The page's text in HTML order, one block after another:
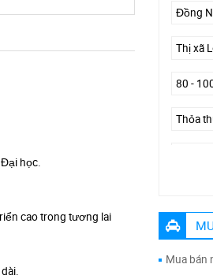
học.
cao trong tương lai
Mua bán